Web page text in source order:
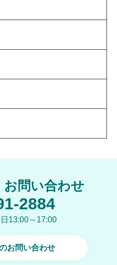
お問い合わせ
2884
13:00～17:00
お問い合わせ